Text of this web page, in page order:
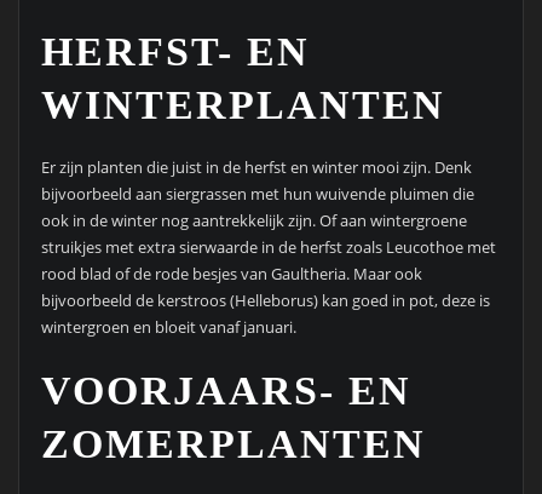
HERFST- EN
WINTERPLANTEN
Er zijn planten die juist in de herfst en winter mooi zijn. Denk
bijvoorbeeld aan siergrassen met hun wuivende pluimen die
ook in de winter nog aantrekkelijk zijn. Of aan wintergroene
struikjes met extra sierwaarde in de herfst zoals Leucothoe met
rood blad of de rode besjes van Gaultheria. Maar ook
bijvoorbeeld de kerstroos (Helleborus) kan goed in pot, deze is
wintergroen en bloeit vanaf januari.
VOORJAARS- EN
ZOMERPLANTEN